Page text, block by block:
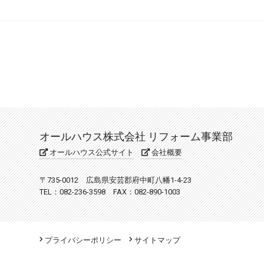
オールハウス株式会社 リフォーム事業部
オールハウス公式サイト 会社概要
〒735-0012 広島県安芸郡府中町八幡1-4-23
TEL：082-236-3598 FAX：082-890-1003
プライバシーポリシー サイトマップ